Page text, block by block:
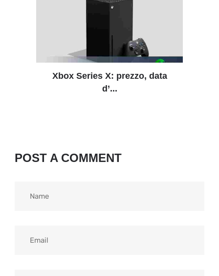
Xbox Series X: prezzo, data
d’...
POST A COMMENT